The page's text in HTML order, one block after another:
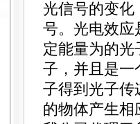
光信号的变化
号。光电效应
定能量为的光
子，并且是一
子得到光子传
的物体产生相